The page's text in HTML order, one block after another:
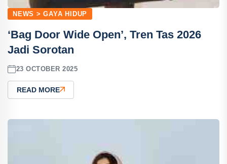
NEWS > GAYA HIDUP
‘Bag Door Wide Open’, Tren Tas 2026
Jadi Sorotan
23 OCTOBER 2025
READ MORE